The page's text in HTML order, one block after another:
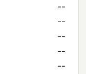
--
--
--
--
--